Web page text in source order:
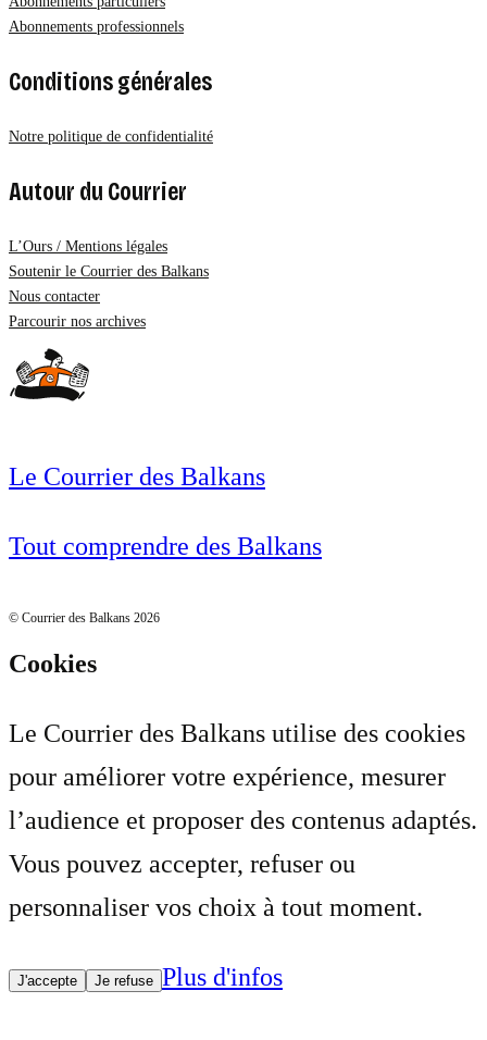
Abonnements professionnels
Conditions générales
Notre politique de confidentialité
Autour du Courrier
L’Ours / Mentions légales
Soutenir le Courrier des Balkans
Nous contacter
Parcourir nos archives
Le Courrier des Balkans
Tout comprendre des Balkans
© Courrier des Balkans 2026
Cookies
Le Courrier des Balkans utilise des cookies
pour améliorer votre expérience, mesurer
l’audience et proposer des contenus adaptés.
Vous pouvez accepter, refuser ou
personnaliser vos choix à tout moment.
J'accepte Je refuse Plus d'infos